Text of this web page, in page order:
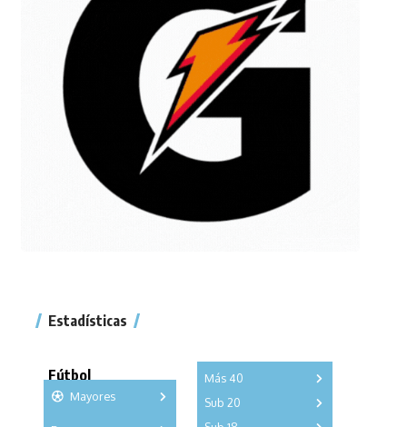
Estadísticas
Fútbol
Mayores
Más 40
Sub 20